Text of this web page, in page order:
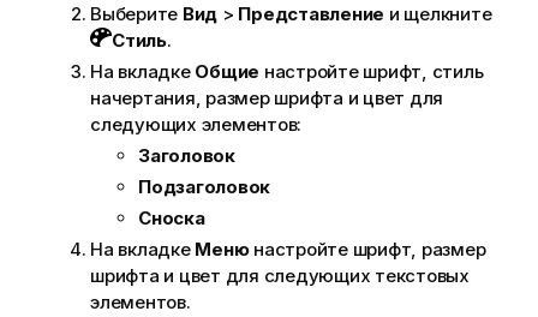
Выберите Вид > Представление и щелкните
Стиль.
На вкладке Общие настройте шрифт, стиль
начертания, размер шрифта и цвет для
следующих элементов:
Заголовок
Подзаголовок
Сноска
На вкладке Менюнастройте шрифт, размер
шрифта и цвет для следующих текстовых
элементов.